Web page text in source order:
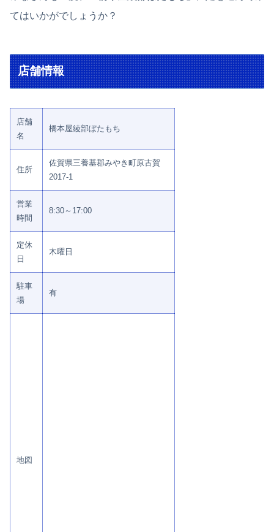
てはいかがでしょうか？
店舗情報
店舗
名
橋本屋綾部ぼたもち
住所
佐賀県三養基郡みやき町原古賀
2017-1
営業
時間
8:30～17:00
定休
日
木曜日
駐車
場
有
地図